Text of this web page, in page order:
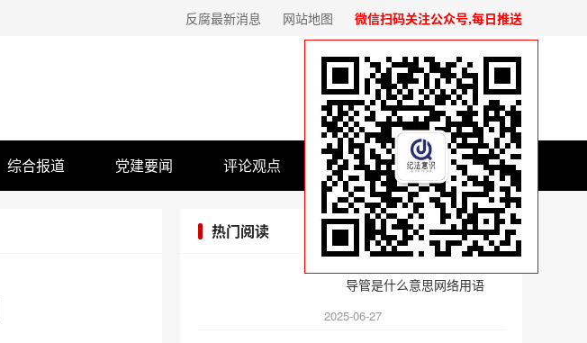
反腐最新消息 网站地图 微信扫码关注公众号,每日推送
综合报道 党建要闻 评论观点 基层党建
热门阅读
导管是什么意思网络用语
2025-06-27